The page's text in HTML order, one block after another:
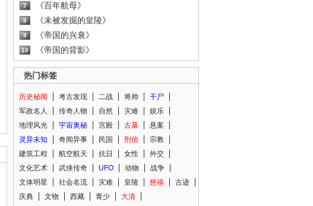
7 《百年航母》
8 《未被发掘的皇陵》
9 《帝国的兴衰》
10 《帝国的背影》
热门标签
历史秘闻 考古发现 二战 将帅
干尸
军政名人
传奇人物 自然 灾难
娱乐
地理风光
宇宙奥秘 宫殿 古墓
悬案
灵异未知
奇闻异事 民国 刑侦
宗教
建筑工程
航空航天 抗日 女性
外交
文化艺术
武侠传奇 UFO 动物
战争
文体明星
社会名流 灾难 皇陵 慈禧
古迹
庆典
文物 西藏 青少 大清